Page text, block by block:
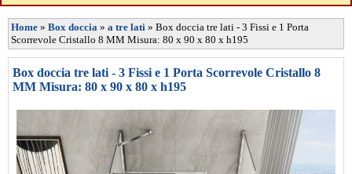
Home » Box doccia » a tre lati » Box doccia tre lati - 3 Fissi e 1 Porta
Scorrevole Cristallo 8 MM Misura: 80 x 90 x 80 x h195
Box doccia tre lati - 3 Fissi e 1 Porta Scorrevole Cristallo 8
MM Misura: 80 x 90 x 80 x h195